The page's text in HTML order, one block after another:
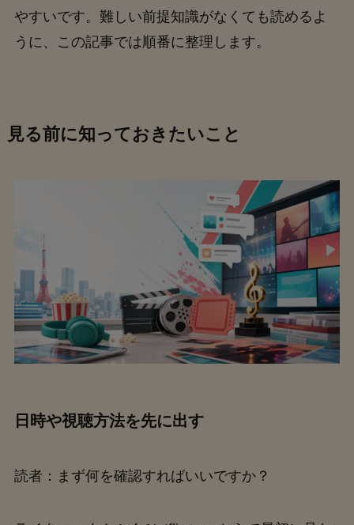
やすいです。難しい前提知識がなくても読めるよ
うに、この記事では順番に整理します。
見る前に知っておきたいこと
日時や視聴方法を先に出す
読者：まず何を確認すればいいですか？